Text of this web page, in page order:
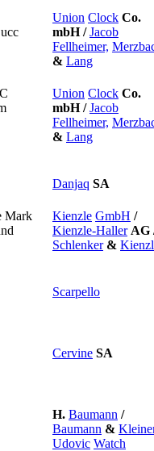
Union Clock Co.
mbH/Jacob
Fellheimer,
& Lang
Union Clock Co.
mbH/Jacob
Fellheimer,
& Lang
Danjaq SA
Kienzle GmbH /
Kienzle-Haller AG
Schlenker &
Scarpello
Cervine SA
H. Baumann /
Baumann &
Udovic Watch